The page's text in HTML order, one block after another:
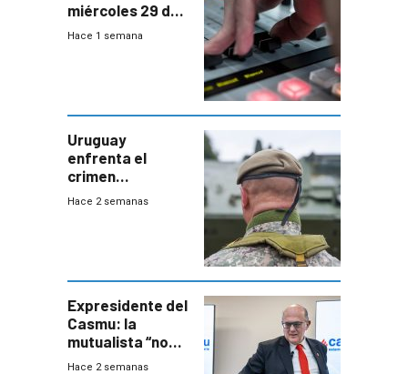
miércoles 29 de
julio de 2026
Hace 1 semana
Uruguay
enfrenta el
crimen
organizado con
seguridad
Hace 2 semanas
Expresidente del
Casmu: la
mutualista “no
está para pagar”
Hace 2 semanas